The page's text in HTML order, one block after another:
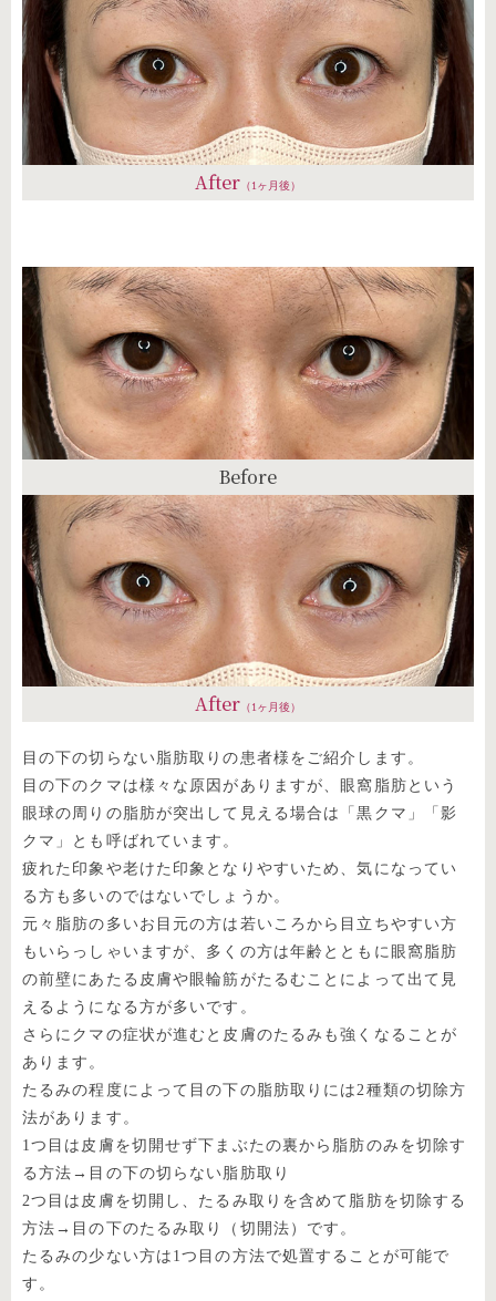
After （1ヶ月後）
Before
After （1ヶ月後）
目の下の切らない脂肪取りの患者様をご紹介します。
目の下のクマは様々な原因がありますが、眼窩脂肪という
眼球の周りの脂肪が突出して見える場合は「黒クマ」「影
クマ」とも呼ばれています。
疲れた印象や老けた印象となりやすいため、気になってい
る方も多いのではないでしょうか。
元々脂肪の多いお目元の方は若いころから目立ちやすい方
もいらっしゃいますが、多くの方は年齢とともに眼窩脂肪
の前壁にあたる皮膚や眼輪筋がたるむことによって出て見
えるようになる方が多いです。
さらにクマの症状が進むと皮膚のたるみも強くなることが
あります。
たるみの程度によって目の下の脂肪取りには2種類の切除方
法があります。
1つ目は皮膚を切開せず下まぶたの裏から脂肪のみを切除す
る方法→目の下の切らない脂肪取り
2つ目は皮膚を切開し、たるみ取りを含めて脂肪を切除する
方法→目の下のたるみ取り（切開法）です。
たるみの少ない方は1つ目の方法で処置することが可能で
す。